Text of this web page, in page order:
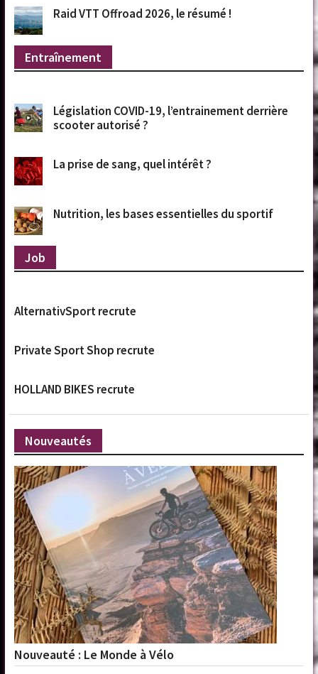
Raid VTT Offroad 2026, le résumé !
Entraînement
Législation COVID-19, l’entrainement derrière
scooter autorisé ?
La prise de sang, quel intérêt ?
Nutrition, les bases essentielles du sportif
Job
AlternativSport recrute
Private Sport Shop recrute
HOLLAND BIKES recrute
Nouveautés
Nouveauté : Le Monde à Vélo